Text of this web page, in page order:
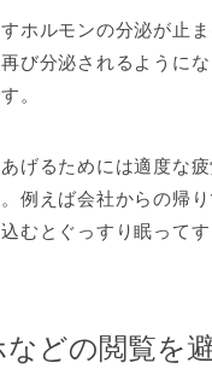
ホルモンの分泌が止
び分泌されるように
。
げるためには適度な
例えば会社からの帰
むとぐっすり眠って
どの閲覧を